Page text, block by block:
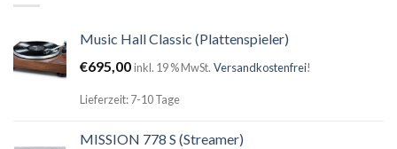
Music Hall Classic (Plattenspieler)
€695,00inkl. 19 % MwSt. Versandkostenfrei!
Lieferzeit: 7-10 Tage
MISSION 778 S (Streamer)